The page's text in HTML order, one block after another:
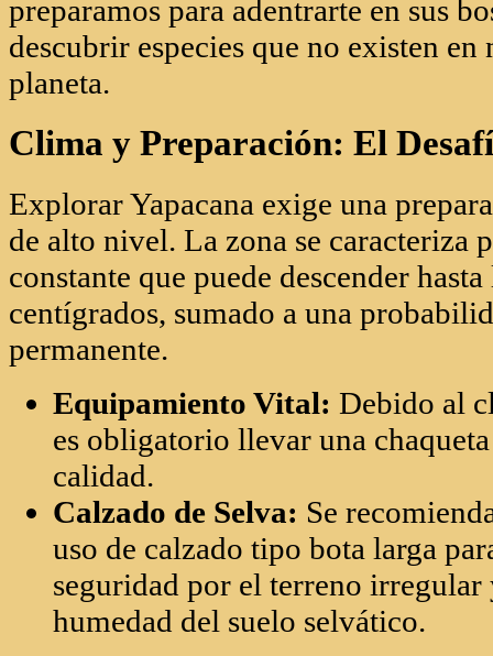
constante que puede descender
centígrados, sumado a una
permanente.
Equipamiento Vital:Debido al
es obligatorio llevar una
calidad.
Calzado de Selva:Se
uso de calzado tipo bota larga
seguridad por el terreno irregular
humedad del suelo selvático.
Bosques de Gigantes: Un
La vegetación que rodea al Cerro
densidad asombrosa. Los bosques
árboles frondosos que alcanzan
creando una cúpula natural que
rayos del sol.